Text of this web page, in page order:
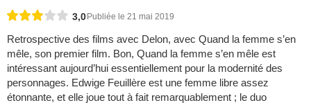
3,0 Publiée le 21 mai 2019
Retrospective des films avec Delon, avec Quand la femme s’en
mêle, son premier film. Bon, Quand la femme s’en mêle est
intéressant aujourd’hui essentiellement pour la modernité des
personnages. Edwige Feuillère est une femme libre assez
étonnante, et elle joue tout à fait remarquablement ; le duo